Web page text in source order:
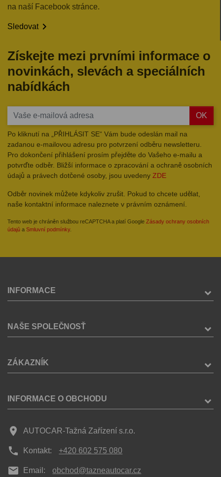
na naší Facebook stránce.
Sledovat
Získejte mezi prvními informace o
novinkách, slevách a speciálních
nabídkách
OK
Po kliknutí na „PŘIHLÁSIT SE“ Vám bude odeslán mail na
zadanou e-mailovou adresu pro potvrzení odběru newsletteru.
Pro dokončení přihlášení prosím přejděte do Vašeho e-mailu a
potvrďte odběr. Bližší informace o zpracování a ochraně osobních
údajů a právech dotčené osoby, jsou uvedeny ZDE
Odběr novinek můžete kdykoliv zrušit. Pokud to chcete udělat,
naše kontaktní informace naleznete v právním oznámení.
Tento web je chráněn službou reCAPTCHA a platí Google Zásady ochrany osobních
údajů a Smluvní podmínky.
INFORMACE
NAŠE SPOLEČNOSŤ
ZÁKAZNÍK
INFORMACE O OBCHODU
place AUTOCAR-Tažná Zařízení s.r.o.
phone Kontakt: +420 602 575 080
mail Email: obchod@tazneautocar.cz